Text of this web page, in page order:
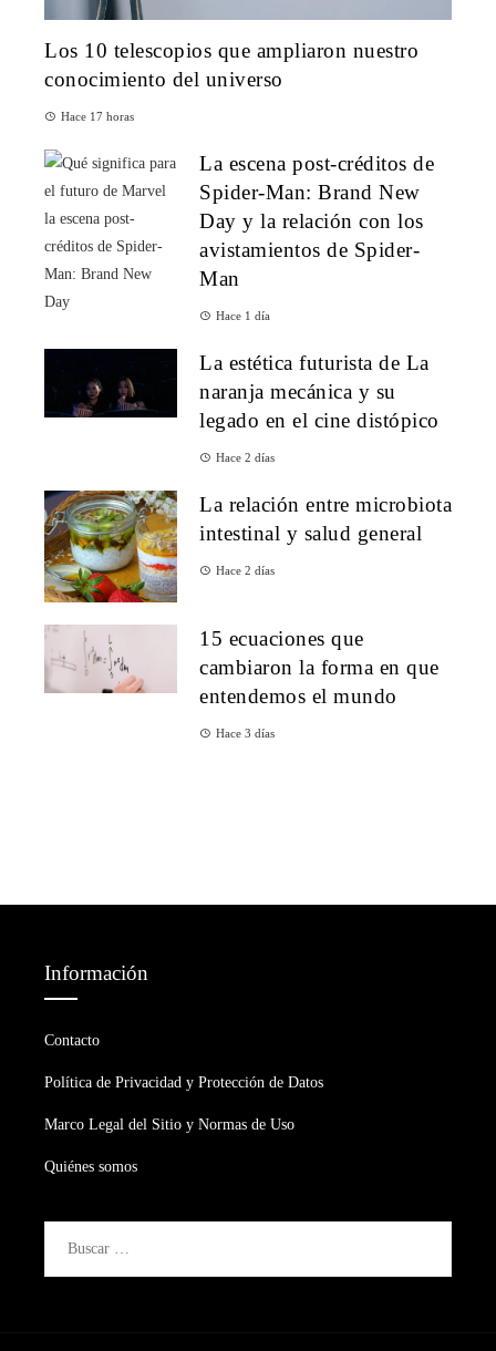
Los 10 telescopios que ampliaron nuestro
conocimiento del universo
Hace 17 horas
La escena post-créditos de
Spider-Man: Brand New
Day y la relación con los
avistamientos de Spider-
Man
Hace 1 día
La estética futurista de La
naranja mecánica y su
legado en el cine distópico
Hace 2 días
La relación entre microbiota
intestinal y salud general
Hace 2 días
15 ecuaciones que
cambiaron la forma en que
entendemos el mundo
Hace 3 días
Información
Contacto
Política de Privacidad y Protección de Datos
Marco Legal del Sitio y Normas de Uso
Quiénes somos